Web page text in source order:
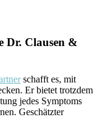
Dr. Clausen &
schafft es, mit
Er bietet trotzdem
jedes Symptoms
Geschätzter